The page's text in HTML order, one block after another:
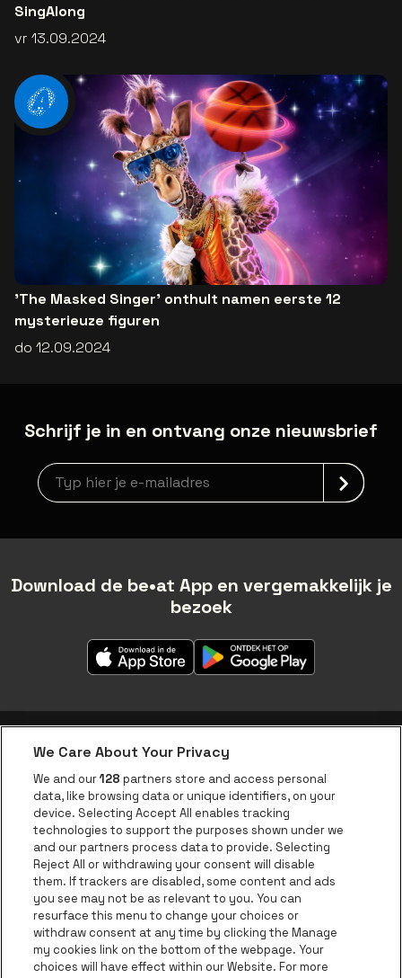
SingAlong
vr 13.09.2024
'The Masked Singer' onthult namen eerste 12
mysterieuze figuren
do 12.09.2024
Schrijf je in en ontvang onze nieuwsbrief
Nieuwsbrief aanmelding
Download de be•at App en vergemakkelijk je
bezoek
be•at app
be•at Corporate
be•at Business
Groepen
Helpcenter
Contact
Instagram
Facebook
Threads
TiktokYoutube
Be•at Tickets is een deel van be•at
We Care About Your Privacy
We and our128 partners store and access personal
data, like browsing data or unique identifiers, on your
device. Selecting Accept All enables tracking
technologies to support the purposes shown under we
and our partners process data to provide. Selecting
Reject All or withdrawing your consent will disable
them. If trackers are disabled, some content and ads
you see may not be as relevant to you. You can
resurface this menu to change your choices or
withdraw consent at any time by clicking the Manage
my cookies link on the bottom of the webpage. Your
choices will have effect within our Website. For more